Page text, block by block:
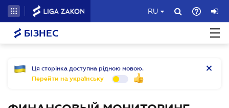
RU
БІЗНЕС
Ця сторінка доступна рідною мовою.
Перейти на українську